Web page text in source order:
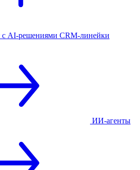
AI‑решениями CRM‑линейки
ИИ-агенты